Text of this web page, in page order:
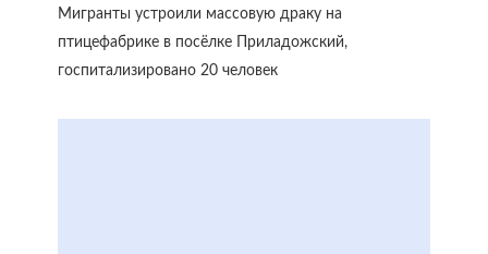
Мигранты устроили массовую драку на
птицефабрике в посёлке Приладожский,
госпитализировано 20 человек